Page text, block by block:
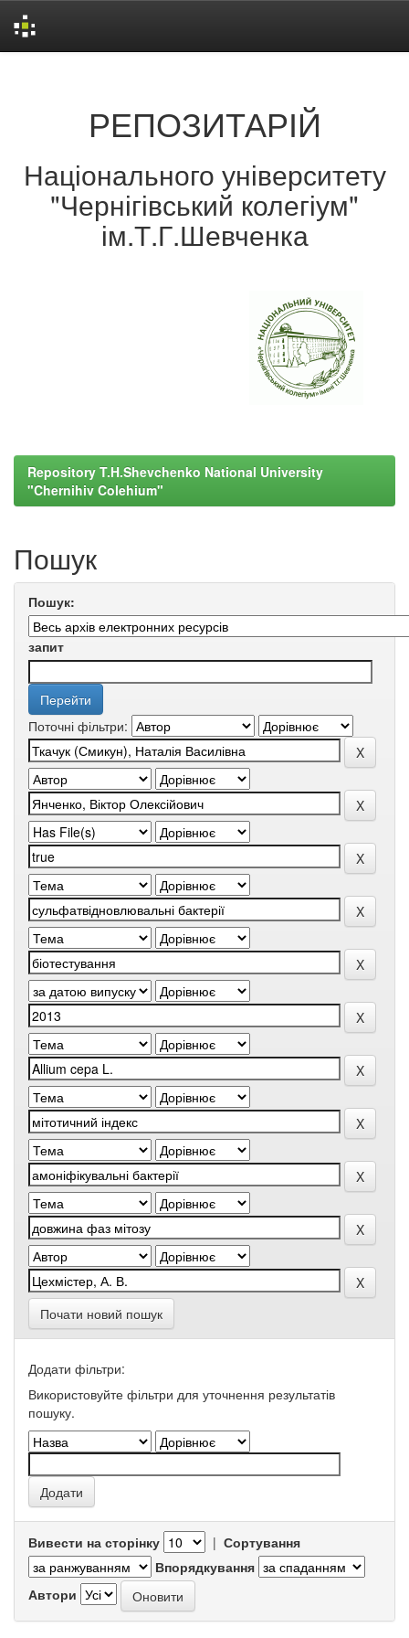
РЕПОЗИТАРІЙ
Національного університету
"Чернігівський колегіум"
ім.Т.Г.Шевченка
Repository T.H.Shevchenko National University
"Chernihiv Colehium"
Пошук
Пошук:
запит
Поточні фільтри:
Почати новий пошук
Додати фільтри:
Використовуйте фільтри для уточнення результатів
пошуку.
Вивести на сторінку | Сортування
Впорядкування
Автори